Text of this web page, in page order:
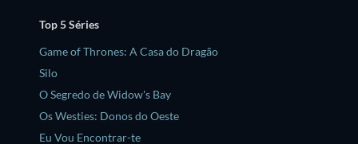
Top 5 Séries
Game of Thrones: A Casa do Dragão
Silo
O Segredo de Widow's Bay
Os Westies: Donos do Oeste
Eu Vou Encontrar-te